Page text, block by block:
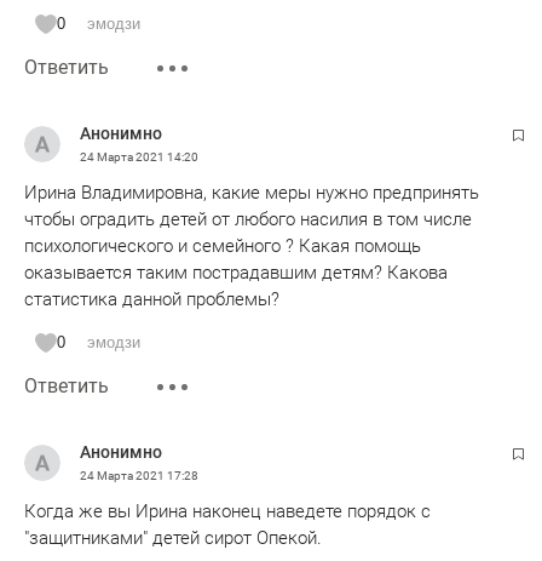
снижения фактов буллинга в общеобразовательных
учреждениях? Какой системный подход чтобы дети не
травили других детей? Или Вы работете по факту уже,
0 эмодзи
Ответить
Анонимно
24 Марта 2021 14:20
Ирина Владимировна, какие меры нужно предпринять
чтобы оградить детей от любого насилия в том числе
психологического и семейного ? Какая помощь
оказывается таким пострадавшим детям? Какова
статистика данной проблемы?
0 эмодзи
Ответить
Анонимно
24 Марта 2021 17:28
Когда же вы Ирина наконец наведете порядок с
"защитниками" детей сирот Опекой.